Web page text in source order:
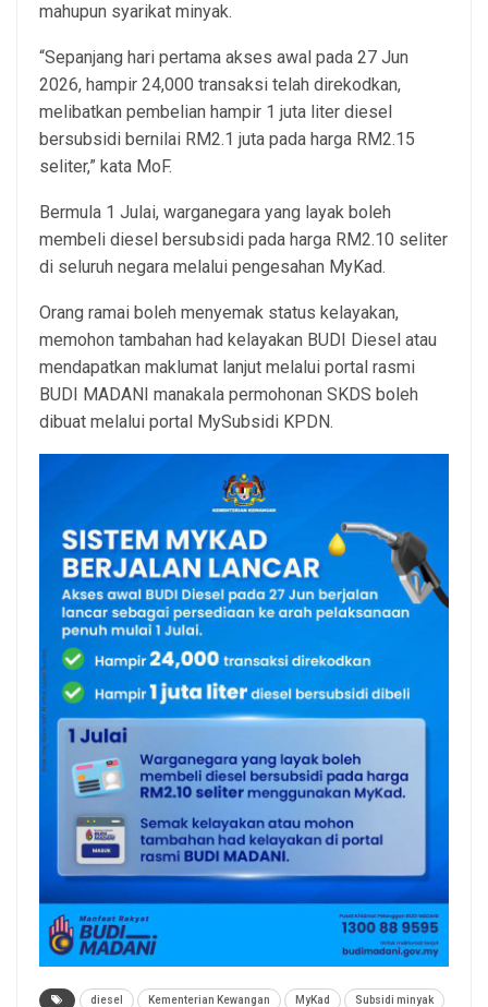
mahupun syarikat minyak.
“Sepanjang hari pertama akses awal pada 27 Jun
2026, hampir 24,000 transaksi telah direkodkan,
melibatkan pembelian hampir 1 juta liter diesel
bersubsidi bernilai RM2.1 juta pada harga RM2.15
seliter,” kata MoF.
Bermula 1 Julai, warganegara yang layak boleh
membeli diesel bersubsidi pada harga RM2.10 seliter
di seluruh negara melalui pengesahan MyKad.
Orang ramai boleh menyemak status kelayakan,
memohon tambahan had kelayakan BUDI Diesel atau
mendapatkan maklumat lanjut melalui portal rasmi
BUDI MADANI manakala permohonan SKDS boleh
dibuat melalui portal MySubsidi KPDN.
diesel Kementerian Kewangan MyKad Subsidi minyak